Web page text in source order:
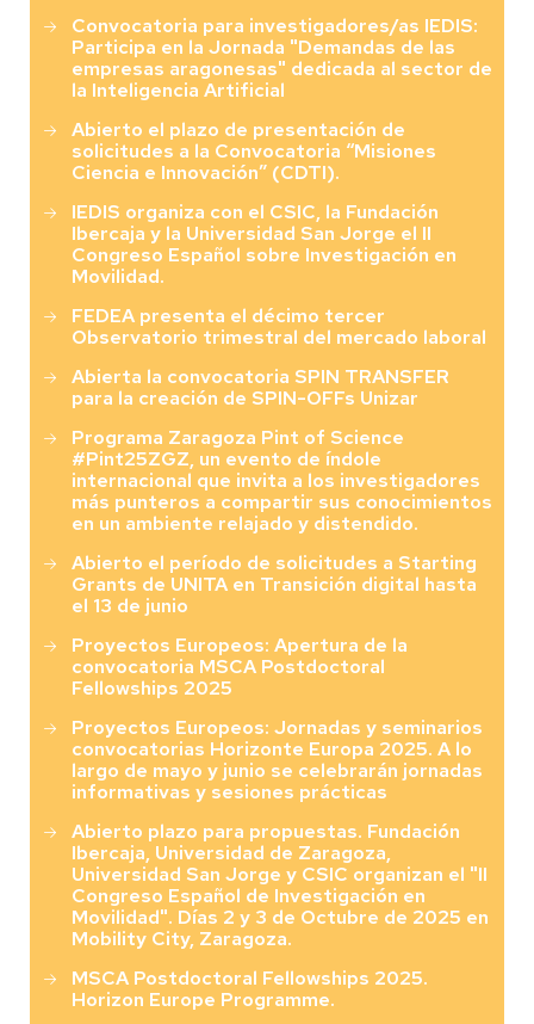
Convocatoria para investigadores/as IEDIS:
Participa en la Jornada "Demandas de las
empresas aragonesas" dedicada al sector de
la Inteligencia Artificial
Abierto el plazo de presentación de
solicitudes a la Convocatoria “Misiones
Ciencia e Innovación” (CDTI).
IEDIS organiza con el CSIC, la Fundación
Ibercaja y la Universidad San Jorge el II
Congreso Español sobre Investigación en
Movilidad.
FEDEA presenta el décimo tercer
Observatorio trimestral del mercado laboral
Abierta la convocatoria SPIN TRANSFER
para la creación de SPIN-OFFs Unizar
Programa Zaragoza Pint of Science
#Pint25ZGZ, un evento de índole
internacional que invita a los investigadores
más punteros a compartir sus conocimientos
en un ambiente relajado y distendido.
Abierto el período de solicitudes a Starting
Grants de UNITA en Transición digital hasta
el 13 de junio
Proyectos Europeos: Apertura de la
convocatoria MSCA Postdoctoral
Fellowships 2025
Proyectos Europeos: Jornadas y seminarios
convocatorias Horizonte Europa 2025. A lo
largo de mayo y junio se celebrarán jornadas
informativas y sesiones prácticas
Abierto plazo para propuestas. Fundación
Ibercaja, Universidad de Zaragoza,
Universidad San Jorge y CSIC organizan el "II
Congreso Español de Investigación en
Movilidad". Días 2 y 3 de Octubre de 2025 en
Mobility City, Zaragoza.
MSCA Postdoctoral Fellowships 2025.
Horizon Europe Programme.